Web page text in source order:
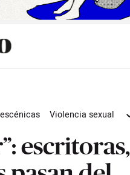
Violencia sexual
escritoras,